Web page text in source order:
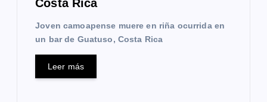
Costa Rica
Joven camoapense muere en riña ocurrida en
un bar de Guatuso, Costa Rica
Leer más